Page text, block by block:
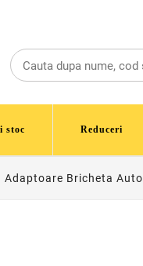
stoc Reduceri
Adaptoare Bricheta Auto